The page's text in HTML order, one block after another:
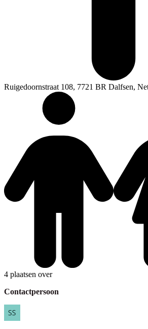
Ruigedoornstraat 108, 7721 BR Dalfsen,
4 plaatsen over
Contactpersoon